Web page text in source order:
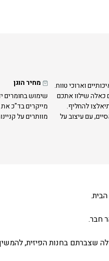
וארוכי טווח.
כאלה שילוו אתכם
להחליף.
עם עיצוב על
מחיר הוגן
שימוש בחומרים
מייקרים בד"כ
מוותרים על
חבר.
בחנות הפיזית,